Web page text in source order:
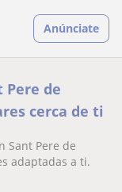
Anúnciate
Pere de
cerca de ti
Sant Pere de
adaptadas a ti.